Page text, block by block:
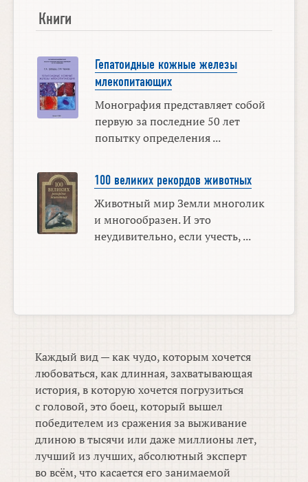
Книги
Гепатоидные кожные железы
млекопитающих
Монография представляет собой
первую за последние 50 лет
попытку определения ...
100 великих рекордов животных
Животный мир Земли многолик
и многообразен. И это
неудивительно, если учесть, ...
Каждый вид — как чудо, которым хочется
любоваться, как длинная, захватывающая
история, в которую хочется погрузиться
с головой, это боец, который вышел
победителем из сражения за выживание
длиною в тысячи или даже миллионы лет,
лучший из лучших, абсолютный эксперт
во всём, что касается его занимаемой